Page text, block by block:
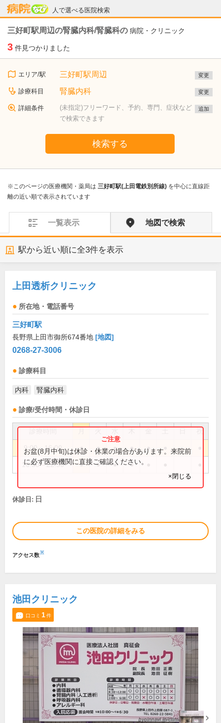
人で選べる医院検索
病院なび
三好町駅周辺の腎臓内科/腎臓科の 病院・クリニック
3 件見つかりました
エリア/駅 三好町駅周辺 変更
診療科目 腎臓内科 変更
詳細条件
(未指定)フリーワード、予約、専門、症状など
で検索できます
追加
検索する
※このページの医療機関・薬局は 三好町駅(上田電鉄別所線) を中心に直線距
離の近い順で表示されています
一覧表示 地図で検索
駅から近い順に全3件を表示
上田透析クリニック
所在地・電話番号
三好町駅
長野県上田市御所674番地 [地図]
0268-27-3006
診療科目
内科 腎臓内科
診療/受付時間・休診日
祝
9:00～16:00 ● ● ● ● ●
16:30～22:30 ● ● ● ●
お盆(8月中旬)は休診・休業の場合があります。来院前
に必ず医療機関に直接ご確認ください。
×閉じる
休診日: 日
この医院の詳細をみる
アクセス数※
池田クリニック
口コミ 1件